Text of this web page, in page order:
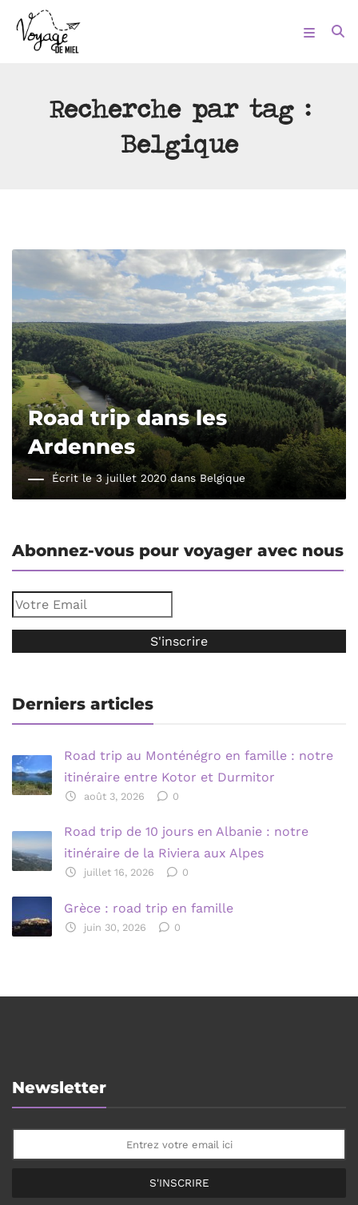
Recherche par tag :
Belgique
Road trip dans les
Ardennes
Écrit le 3 juillet 2020 dans Belgique
Abonnez-vous pour voyager avec nous
Derniers articles
Road trip au Monténégro en famille : notre
itinéraire entre Kotor et Durmitor
août 3, 2026 0
Road trip de 10 jours en Albanie : notre
itinéraire de la Riviera aux Alpes
juillet 16, 2026 0
Grèce : road trip en famille
juin 30, 2026 0
Newsletter
S'INSCRIRE